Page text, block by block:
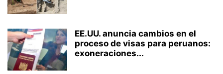
EE.UU. anuncia cambios en el
proceso de visas para peruanos:
exoneraciones...